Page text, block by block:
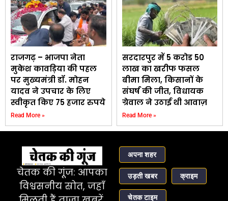
राजगढ़ – भाजपा नेता
मुकेश कावड़िया की पहल
पर मुख्यमंत्री डॉ. मोहन
यादव ने उपचार के लिए
स्वीकृत किए 75 हजार रुपये
Read More »
सरदारपुर में 5 करोड 50
लाख का खरीफ फसल
बीमा मिला, किसानों के
संघर्ष की जीत, विधायक
ग्रेवाल ने उठाई थी आवाज़
Read More »
चेतक की गूंज: आपका
विश्वसनीय स्रोत, जहाँ
अपना शहर
उड़ती खबर क्राइम
चेतक टाइम